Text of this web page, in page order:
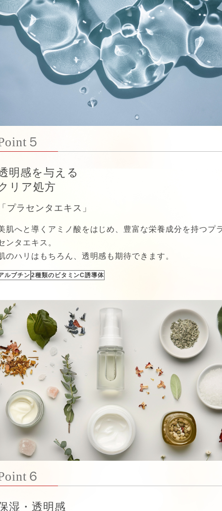
５
明感を与える
リア処方
プラセンタエキス」
肌へと導くアミノ酸をはじめ、豊富な栄養成分を持つプ
ンタエキス。
のハリはもちろん、透明感も期待できます。
ルブチン 2種類のビタミンC誘導体
６
湿・透明感